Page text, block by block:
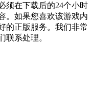
须在下载后的24个小时
。如果您喜欢该游戏内
的正版服务。我们非常
联系处理。